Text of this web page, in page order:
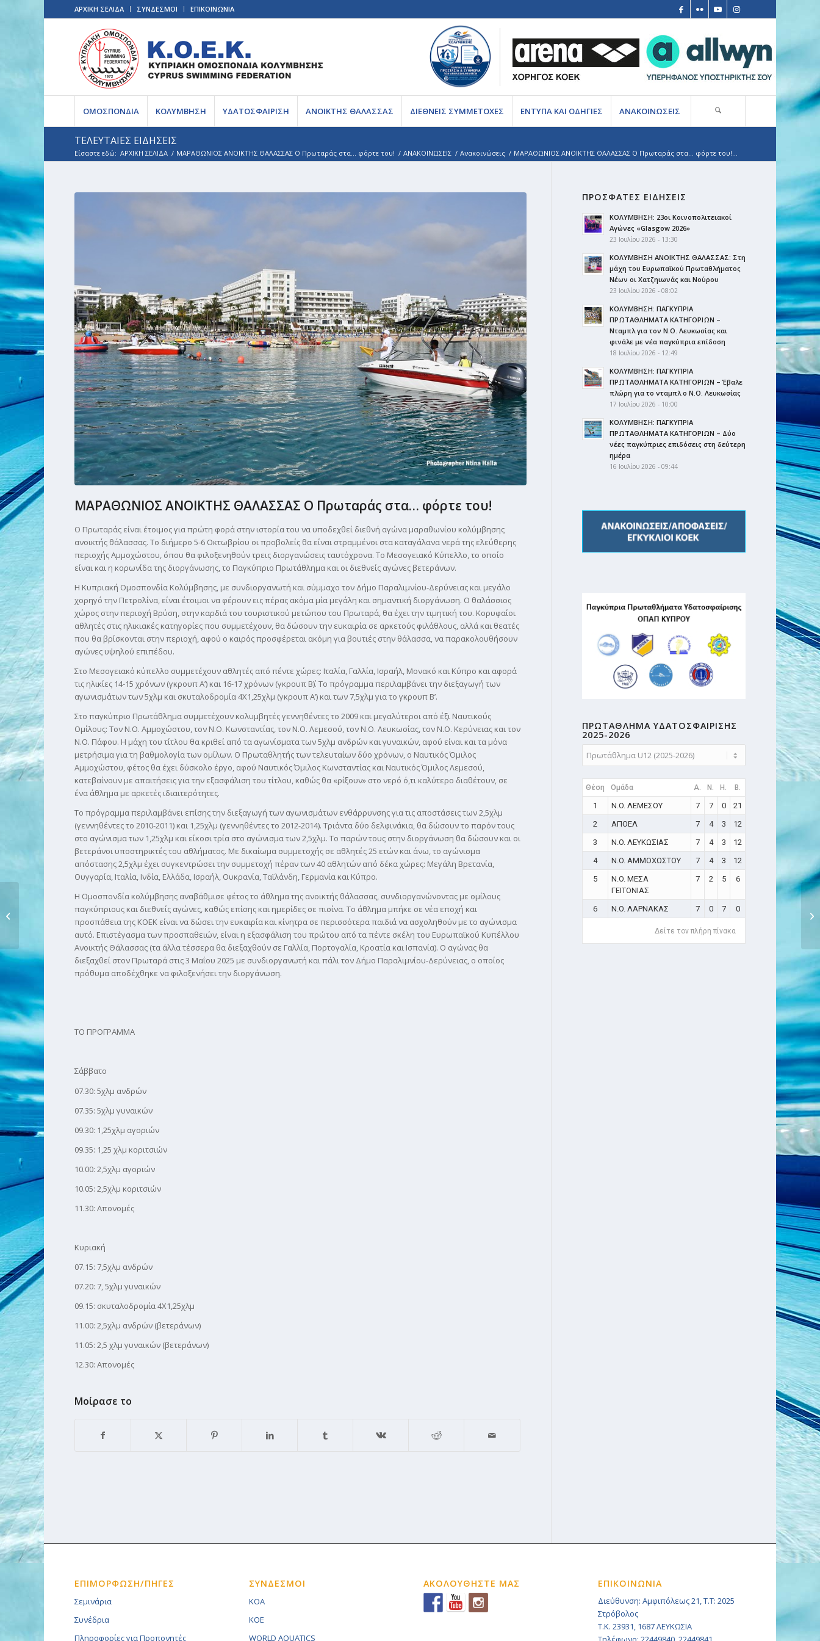
ΑΡΧΙΚΗ ΣΕΛΙΔΑ ΣΥΝΔΕΣΜΟΙ ΕΠΙΚΟΙΝΩΝΙΑ
ΟΜΟΣΠΟΝΔΙΑ ΚΟΛΥΜΒΗΣΗ ΥΔΑΤΟΣΦΑΙΡΙΣΗ ΑΝΟΙΚΤΗΣ ΘΑΛΑΣΣΑΣ ΔΙΕΘΝΕΙΣ ΣΥΜΜΕΤΟΧΕΣ ΕΝΤΥΠΑ ΚΑΙ ΟΔΗΓΙΕΣ ΑΝΑΚΟΙΝΩΣΕΙΣ
ΤΕΛΕΥΤΑΙΕΣ ΕΙΔΗΣΕΙΣ
Είσαστε εδώ: ΑΡΧΙΚΗ ΣΕΛΙΔΑ / ΜΑΡΑΘΩΝΙΟΣ ΑΝΟΙΚΤΗΣ ΘΑΛΑΣΣΑΣ Ο Πρωταράς στα… φόρτε του! / ΑΝΑΚΟΙΝΩΣΕΙΣ / Ανακοινώσεις / ΜΑΡΑΘΩΝΙΟΣ ΑΝΟΙΚΤΗΣ ΘΑΛΑΣΣΑΣ Ο Πρωταράς στα… φόρτε του!...
ΜΑΡΑΘΩΝΙΟΣ ΑΝΟΙΚΤΗΣ ΘΑΛΑΣΣΑΣ Ο Πρωταράς στα… φόρτε του!
Ο Πρωταράς είναι έτοιμος για πρώτη φορά στην ιστορία του να υποδεχθεί διεθνή αγώνα μαραθωνίου κολύμβησης
ανοικτής θάλασσας. Το διήμερο 5-6 Οκτωβρίου οι προβολείς θα είναι στραμμένοι στα καταγάλανα νερά της ελεύθερης
περιοχής Αμμοχώστου, όπου θα φιλοξενηθούν τρεις διοργανώσεις ταυτόχρονα. Το Μεσογειακό Κύπελλο, το οποίο
είναι και η κορωνίδα της διοργάνωσης, το Παγκύπριο Πρωτάθλημα και οι διεθνείς αγώνες βετεράνων.
Η Κυπριακή Ομοσπονδία Κολύμβησης, με συνδιοργανωτή και σύμμαχο τον Δήμο Παραλιμνίου-Δερύνειας και μεγάλο
χορηγό την Πετρολίνα, είναι έτοιμοι να φέρουν εις πέρας ακόμα μία μεγάλη και σημαντική διοργάνωση. O θαλάσσιος
χώρος στην περιοχή Βρύση, στην καρδιά του τουριστικού μετώπου του Πρωταρά, θα έχει την τιμητική του. Κορυφαίοι
αθλητές στις ηλικιακές κατηγορίες που συμμετέχουν, θα δώσουν την ευκαιρία σε αρκετούς φιλάθλους, αλλά και θεατές
που θα βρίσκονται στην περιοχή, αφού ο καιρός προσφέρεται ακόμη για βουτιές στην θάλασσα, να παρακολουθήσουν
αγώνες υψηλού επιπέδου.
Στο Μεσογειακό κύπελλο συμμετέχουν αθλητές από πέντε χώρες: Ιταλία, Γαλλία, Ισραήλ, Μονακό και Κύπρο και αφορά
τις ηλικίες 14-15 χρόνων (γκρουπ Α’) και 16-17 χρόνων (γκρουπ Β΄). Το πρόγραμμα περιλαμβάνει την διεξαγωγή των
αγωνισμάτων των 5χλμ και σκυταλοδρομία 4Χ1,25χλμ (γκρουπ Α’) και των 7,5χλμ για το γκρουπ Β’.
Στο παγκύπριο Πρωτάθλημα συμμετέχουν κολυμβητές γεννηθέντες το 2009 και μεγαλύτεροι από έξι Ναυτικούς
Ομίλους: Τον Ν.Ο. Αμμοχώστου, τον Ν.Ο. Κωνσταντίας, τον Ν.Ο. Λεμεσού, τον Ν.Ο. Λευκωσίας, τον Ν.Ο. Κερύνειας και τον
Ν.Ο. Πάφου. Η μάχη του τίτλου θα κριθεί από τα αγωνίσματα των 5χλμ ανδρών και γυναικών, αφού είναι και τα μόνα
μετρήσιμα για τη βαθμολογία των ομίλων. Ο Πρωταθλητής των τελευταίων δύο χρόνων, ο Ναυτικός Όμιλος
Αμμοχώστου, φέτος θα έχει δύσκολο έργο, αφού Ναυτικός Όμιλος Κωνσταντίας και Ναυτικός Όμιλος Λεμεσού,
κατεβαίνουν με απαιτήσεις για την εξασφάλιση του τίτλου, καθώς θα «ρίξουν» στο νερό ό,τι καλύτερο διαθέτουν, σε
ένα άθλημα με αρκετές ιδιαιτερότητες.
Το πρόγραμμα περιλαμβάνει επίσης την διεξαγωγή των αγωνισμάτων ενθάρρυνσης για τις αποστάσεις των 2,5χλμ
(γεννηθέντες το 2010-2011) και 1,25χλμ (γεννηθέντες το 2012-2014). Τριάντα δύο δελφινάκια, θα δώσουν το παρόν τους
στο αγώνισμα των 1,25χλμ και είκοσι τρία στο αγώνισμα των 2,5χλμ. Το παρών τους στην διοργάνωση θα δώσουν και οι
βετεράνοι υποστηρικτές του αθλήματος. Με δικαίωμα συμμετοχής σε αθλητές 25 ετών και άνω, το αγώνισμα
απόστασης 2,5χλμ έχει συγκεντρώσει την συμμετοχή πέραν των 40 αθλητών από δέκα χώρες: Μεγάλη Βρετανία,
Ουγγαρία, Ιταλία, Ινδία, Ελλάδα, Ισραήλ, Ουκρανία, Ταϊλάνδη, Γερμανία και Κύπρο.
Η Ομοσπονδία κολύμβησης αναβάθμισε φέτος το άθλημα της ανοικτής θάλασσας, συνδιοργανώνοντας με ομίλους
παγκύπριους και διεθνείς αγώνες, καθώς επίσης και ημερίδες σε πισίνα. Το άθλημα μπήκε σε νέα εποχή και
προσπάθεια της ΚΟΕΚ είναι να δώσει την ευκαιρία και κίνητρα σε περισσότερα παιδιά να ασχοληθούν με το αγώνισμα
αυτό. Επιστέγασμα των προσπαθειών, είναι η εξασφάλιση του πρώτου από τα πέντε σκέλη του Ευρωπαϊκού Κυπέλλου
Ανοικτής Θάλασσας (τα άλλα τέσσερα θα διεξαχθούν σε Γαλλία, Πορτογαλία, Κροατία και Ισπανία). Ο αγώνας θα
διεξαχθεί στον Πρωταρά στις 3 Μαΐου 2025 με συνδιοργανωτή και πάλι τον Δήμο Παραλιμνίου-Δερύνειας, ο οποίος
πρόθυμα αποδέχθηκε να φιλοξενήσει την διοργάνωση.
ΤΟ ΠΡΟΓΡΑΜΜΑ
Σάββατο
07.30: 5χλμ ανδρών
07.35: 5χλμ γυναικών
09.30: 1,25χλμ αγοριών
09.35: 1,25 χλμ κοριτσιών
10.00: 2,5χλμ αγοριών
10.05: 2,5χλμ κοριτσιών
11.30: Απονομές
Κυριακή
07.15: 7,5χλμ ανδρών
07.20: 7, 5χλμ γυναικών
09.15: σκυταλοδρομία 4Χ1,25χλμ
11.00: 2,5χλμ ανδρών (βετεράνων)
11.05: 2,5 χλμ γυναικών (βετεράνων)
12.30: Απονομές
Μοίρασε το
ΠΡΟΣΦΑΤΕΣ ΕΙΔΗΣΕΙΣ
ΚΟΛΥΜΒΗΣΗ: 23οι Κοινοπολιτειακοί
Αγώνες «Glasgow 2026»
23 Ιουλίου 2026 - 13:30
ΚΟΛΥΜΒΗΣΗ ΑΝΟΙΚΤΗΣ ΘΑΛΑΣΣΑΣ: Στη
μάχη του Ευρωπαϊκού Πρωταθλήματος
Νέων οι Χατζηιωνάς και Νούρου
23 Ιουλίου 2026 - 08:02
ΚΟΛΥΜΒΗΣΗ: ΠΑΓΚΥΠΡΙΑ
ΠΡΩΤΑΘΛΗΜΑΤΑ ΚΑΤΗΓΟΡΙΩΝ –
Νταμπλ για τον Ν.Ο. Λευκωσίας και
φινάλε με νέα παγκύπρια επίδοση
18 Ιουλίου 2026 - 12:49
ΚΟΛΥΜΒΗΣΗ: ΠΑΓΚΥΠΡΙΑ
ΠΡΩΤΑΘΛΗΜΑΤΑ ΚΑΤΗΓΟΡΙΩΝ – Έβαλε
πλώρη για το νταμπλ ο Ν.Ο. Λευκωσίας
17 Ιουλίου 2026 - 10:00
ΚΟΛΥΜΒΗΣΗ: ΠΑΓΚΥΠΡΙΑ
ΠΡΩΤΑΘΛΗΜΑΤΑ ΚΑΤΗΓΟΡΙΩΝ – Δύο
νέες παγκύπριες επιδόσεις στη δεύτερη
ημέρα
16 Ιουλίου 2026 - 09:44
ΠΡΩΤΑΘΛΗMA ΥΔΑΤΟΣΦΑΙΡΙΣΗΣ
2025-2026
Θέση Ομάδα A. N. H. B.
1 N.O. ΛΕΜΕΣΟΥ 7 7 0
21
2
ΑΠΟΕΛ 7 4 3
12
3
N.O. ΛΕΥΚΩΣΙΑΣ 7 4 3
12
4
N.O. ΑΜΜΟΧΩΣΤΟΥ 7 4 3
12
5
N.O. ΜΕΣΑ
ΓΕΙΤΟΝΙΑΣ
7 2 5 6
6 N.O. ΛΑΡΝΑΚΑΣ 7 0 7 0
Δείτε τον πλήρη πίνακα
ΕΠΙΜΟΡΦΩΣΗ/ΠΗΓΕΣ
Σεμινάρια
Συνέδρια
Πληροφορίες για Προπονητές
ΣΥΝΔΕΣΜΟΙ
KOA
KOE
WORLD AQUATICS
ΑΚΟΛΟΥΘΗΣΤΕ ΜΑΣ ΕΠΙΚΟΙΝΩΝΙΑ
Διεύθυνση: Αμφιπόλεως 21, Τ.Τ: 2025
Στρόβολος
Τ.Κ. 23931, 1687 ΛΕΥΚΩΣΙΑ
Η ΚΟΕΚ «μεγάλωσε»
και κέρδισε την